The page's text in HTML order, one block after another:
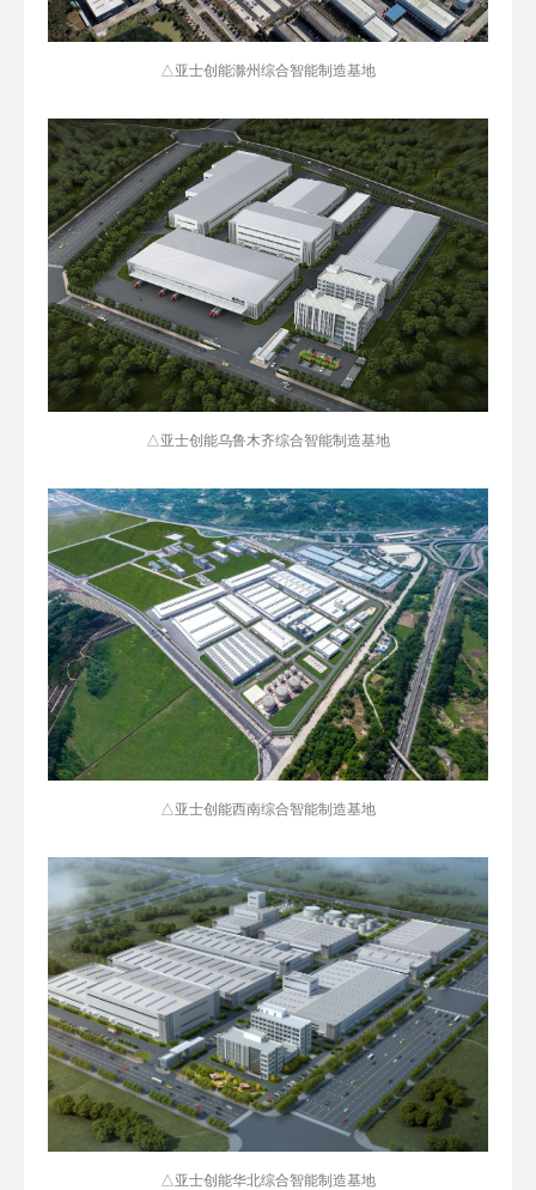
△亚士创能滁州综合智能制造基地
△亚士创能乌鲁木齐综合智能制造基地
△亚士创能西南综合智能制造基地
△亚士创能华北综合智能制造基地